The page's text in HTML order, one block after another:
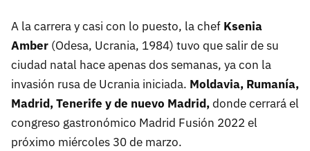
A la carrera y casi con lo puesto, la chef Ksenia
Amber (Odesa, Ucrania, 1984) tuvo que salir de su
ciudad natal hace apenas dos semanas, ya con la
invasión rusa de Ucrania iniciada. Moldavia, Rumanía,
Madrid, Tenerife y de nuevo Madrid,donde cerrará el
congreso gastronómico Madrid Fusión 2022 el
próximo miércoles 30 de marzo.